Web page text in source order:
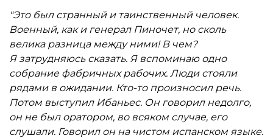
Особую роль в «Воспоминаниях» играет
индийская верхушка50-х гг. Перед читателем
разворачиваются судьбы таких крупныхфигур,
как Далай-лама, премьер-министр Джавахарлал
Неру и Индира Ганди, с которой Серрано состоял
в особой духовной связи.
Цвет тома — красный, рубедо,
символизирующий бессмертие
в нетленном теле, в «красной Врадже».
"Это был странный и таинственный человек.
Военный, как и генерал Пиночет, но сколь
велика разница между ними! В чем?
Я затрудняюсь сказать. Я вспоминаю одно
собрание фабричных рабочих. Люди стояли
рядами в ожидании. Кто-то произносил речь.
Потом выступил Ибаньес. Он говорил недолго,
он не был оратором, во всяком случае, его
слушали. Говорил он на чистом испанском языке.